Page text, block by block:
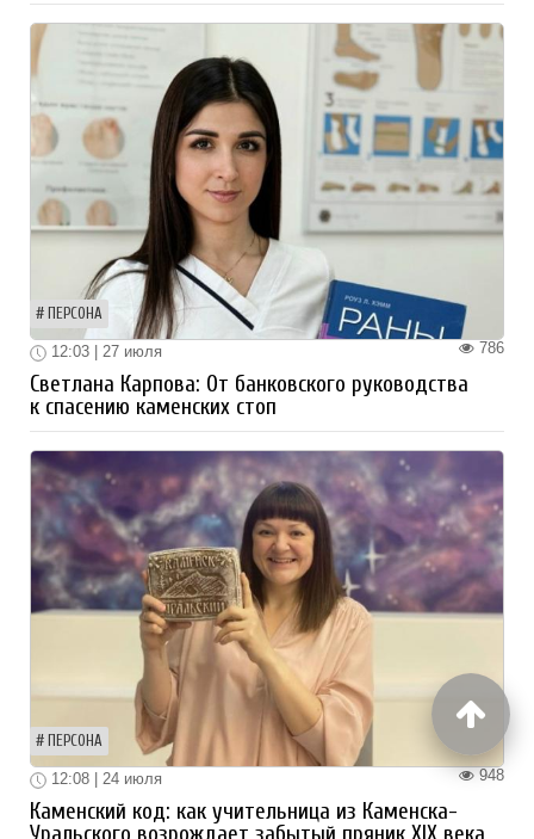
ПЕРСОНА
786
12:03 | 27 июля
Светлана Карпова: От банковского руководства
к спасению каменских стоп
ПЕРСОНА
948
12:08 | 24 июля
Каменский код: как учительница из Каменска-